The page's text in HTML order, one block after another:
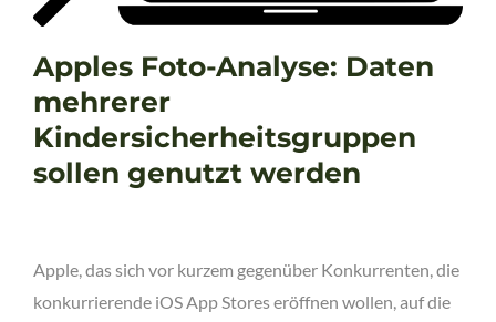
Apples Foto-Analyse: Daten
mehrerer
Kindersicherheitsgruppen
sollen genutzt werden
Apple, das sich vor kurzem gegenüber Konkurrenten, die
konkurrierende iOS App Stores eröffnen wollen, auf die